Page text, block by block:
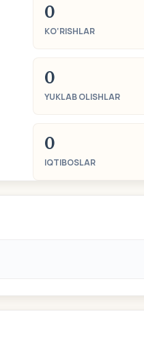
0
KO‘RISHLAR
0
YUKLAB OLISHLAR
0
IQTIBOSLAR